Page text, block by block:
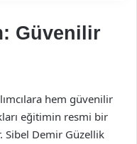
Güvenilir
hem güvenilir
eğitimin resmi bir
Demir Güzellik